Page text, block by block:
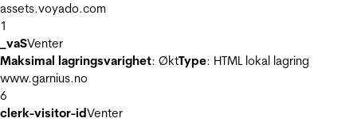
assets.voyado.com
1
_vaSVenter
Maksimal lagringsvarighet: ØktType: HTML lokal lagring
www.garnius.no
6
clerk-visitor-idVenter